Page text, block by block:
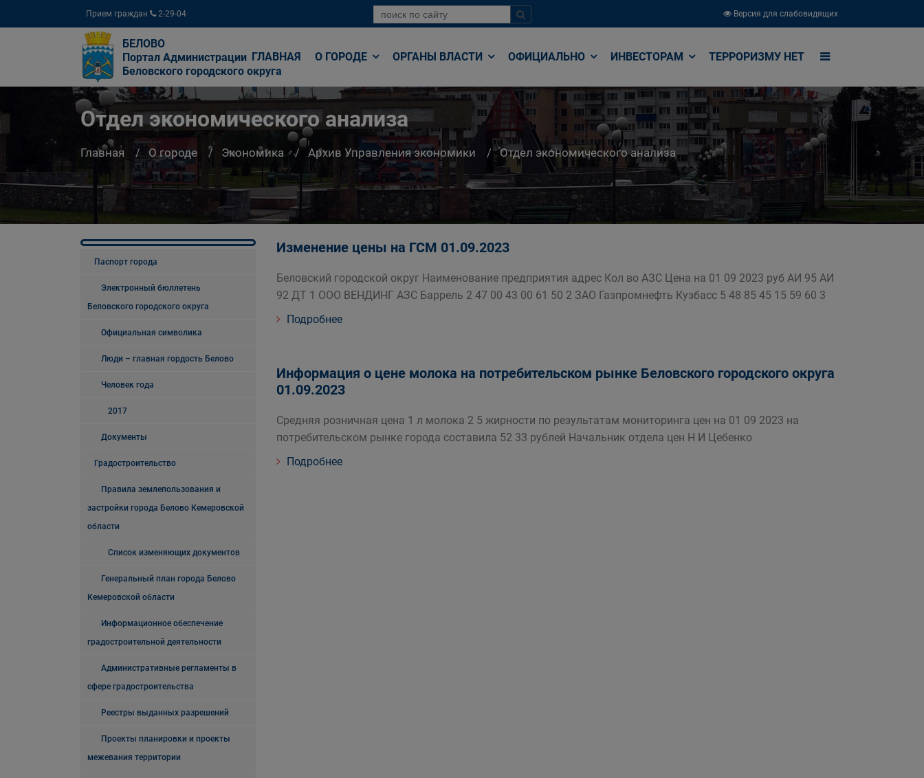
Прием граждан 2-29-04 Версия для слабовидящих
БЕЛОВО
Портал Администрации
Беловского городского округа
ГЛАВНАЯ О ГОРОДЕ ОРГАНЫ ВЛАСТИ ОФИЦИАЛЬНО ИНВЕСТОРАМ ТЕРРОРИЗМУ НЕТ
Отдел экономического анализа
Главная О городе Экономика Архив Управления экономики Отдел экономического анализа
Паспорт города
Электронный бюллетень
Беловского городского округа
Официальная символика
Люди – главная гордость Белово
Человек года
2017
Документы
Градостроительство
Правила землепользования и
застройки города Белово Кемеровской
области
Список изменяющих документов
Генеральный план города Белово
Кемеровской области
Информационное обеспечение
градостроительной деятельности
Административные регламенты в
сфере градостроительства
Реестры выданных разрешений
Проекты планировки и проекты
межевания территории
Изменение цены на ГСМ 01.09.2023
Беловский городской округ Наименование предприятия адрес Кол во АЗС Цена на 01 09 2023 руб АИ 95 АИ
92 ДТ 1 ООО ВЕНДИНГ АЗС Баррель 2 47 00 43 00 61 50 2 ЗАО Газпромнефть Кузбасс 5 48 85 45 15 59 60 3
Подробнее
Информация о цене молока на потребительском рынке Беловского городского округа
01.09.2023
Средняя розничная цена 1 л молока 2 5 жирности по результатам мониторинга цен на 01 09 2023 на
потребительском рынке города составила 52 33 рублей Начальник отдела цен Н И Цебенко
Подробнее